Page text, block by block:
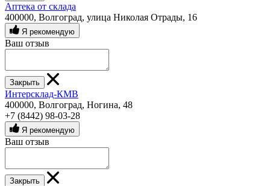
Аптека от склада
400000, Волгоград, улица Николая Отрады, 16
Я рекомендую
Ваш отзыв
Закрыть
Интерсклад-КМВ
400000, Волгоград, Ногина, 48
+7 (8442) 98-03-28
Я рекомендую
Ваш отзыв
Закрыть